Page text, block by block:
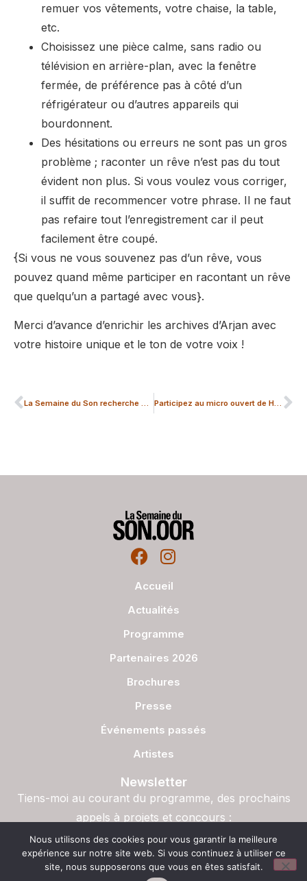
remuer vos vêtements, votre chaise, la table,
etc.
Choisissez une pièce calme, sans radio ou
télévision en arrière-plan, avec la fenêtre
fermée, de préférence pas à côté d’un
réfrigérateur ou d’autres appareils qui
bourdonnent.
Des hésitations ou erreurs ne sont pas un gros
problème ; raconter un rêve n’est pas du tout
évident non plus. Si vous voulez vous corriger,
il suffit de recommencer votre phrase. Il ne faut
pas refaire tout l’enregistrement car il peut
facilement être coupé.
{Si vous ne vous souvenez pas d’un rêve, vous
pouvez quand même participer en racontant un rêve
que quelqu’un a partagé avec vous}.
Merci d’avance d’enrichir les archives d’Arjan avec
votre histoire unique et le ton de votre voix !
La Semaine du Son recherche des bénévoles (FR/NL)! Participez au micro ouvert de Hyster-x !
Accueil
Actualités
Programme
Partenaires 2026
Brochures
Presse
Événements passés
Artistes
Newsletter
Tiens-moi au courant du programme, des prochains
appels à projets et concours :
S'inscrire
Nous utilisons des cookies pour vous garantir la meilleure
expérience sur notre site web. Si vous continuez à utiliser ce
site, nous supposerons que vous en êtes satisfait.